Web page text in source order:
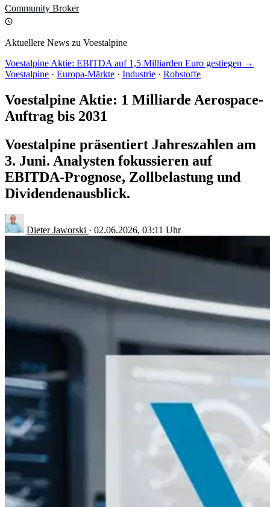
Community Broker
Aktuellere News zu Voestalpine
Voestalpine Aktie: EBITDA auf 1,5 Milliarden Euro gestiegen →
Voestalpine · Europa-Märkte · Industrie · Rohstoffe
Voestalpine Aktie: 1 Milliarde Aerospace-
Auftrag bis 2031
Voestalpine präsentiert Jahreszahlen am
3. Juni. Analysten fokussieren auf
EBITDA-Prognose, Zollbelastung und
Dividendenausblick.
Dieter Jaworski · 02.06.2026, 03:11 Uhr